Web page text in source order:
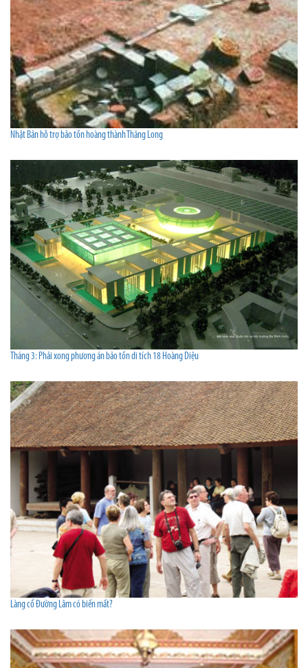
Nhật Bản hỗ trợ bảo tồn hoàng thành Thăng Long
Tháng 3: Phải xong phương án bảo tồn di tích 18 Hoàng Diệu
Làng cổ Đường Lâm có biến mất?